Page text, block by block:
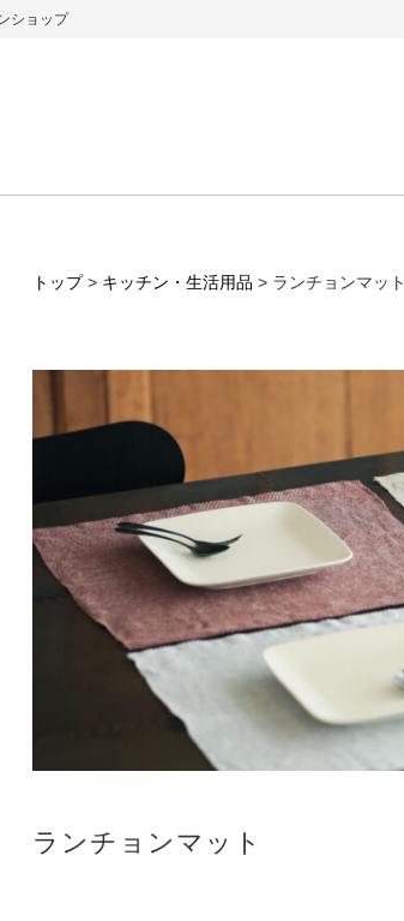
ショップ
トップ> キッチン・生活用品 > ランチョンマット
ランチョンマット